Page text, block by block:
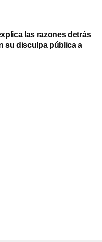
las razones detrás
su disculpa pública a